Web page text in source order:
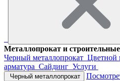
Металлопрокат и
Черный металлопрокат Цветной
арматура Сайдинг Услуги
Черный металлопрокат